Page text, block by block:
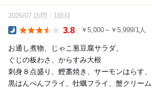
2026/07 訪問 1回目
3.8 ￥5,000～￥5,999/1人
お通し煮物、じゃこ葱豆腐サラダ、
ぐじの板わさ、からすみ大根
刺身８点盛り、鰹藁焼き、サーモンはらす、
黒はんぺんフライ、牡蠣フライ、蟹クリー